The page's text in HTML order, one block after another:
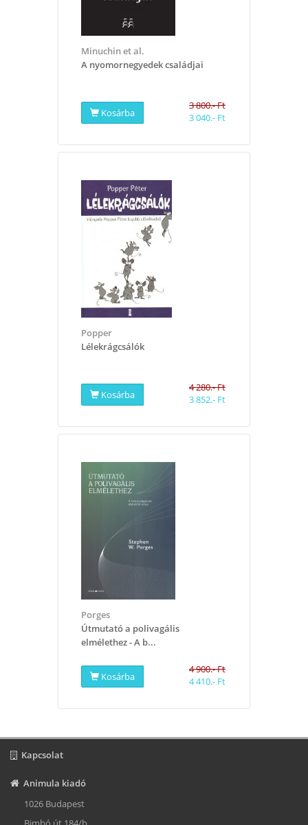
Minuchin et al.
A nyomornegyedek családjai
Kosárba
3 800.- Ft
3 040.- Ft
Popper
Lélekrágcsálók
Kosárba
4 280.- Ft
3 852.- Ft
Porges
​Útmutató a polivagális
elmélethez - A b...
Kosárba
4 900.- Ft
4 410.- Ft
Kapcsolat
Animula kiadó
1026 Budapest